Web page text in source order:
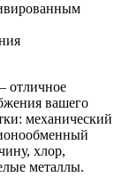
отличное
вашего
механический
хлор,
металлы.